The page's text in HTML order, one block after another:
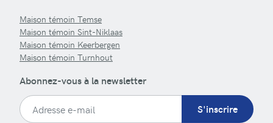
Maison témoin Temse
Maison témoin Sint-Niklaas
Maison témoin Keerbergen
Maison témoin Turnhout
Abonnez-vous à la newsletter
S'inscrire